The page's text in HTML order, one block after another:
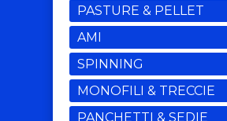
PASTURE & PELLET
AMI
SPINNING
MONOFILI & TRECCIE
PANCHETTI & SEDIE